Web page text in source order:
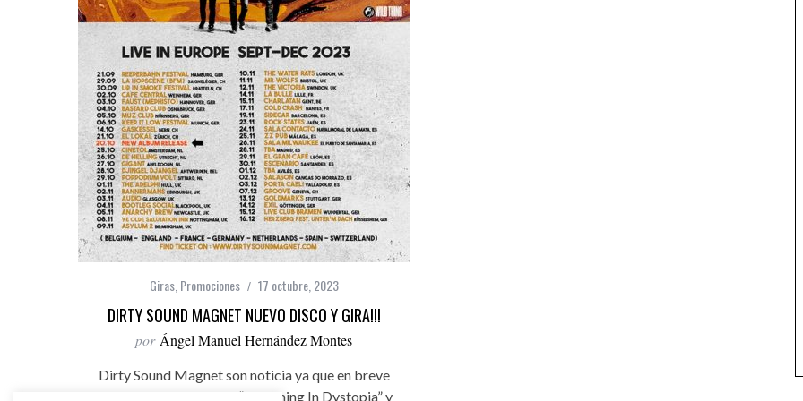
Giras, Promociones 17 octubre, 2023
DIRTY SOUND MAGNET NUEVO DISCO Y GIRA!!!
por Ángel Manuel Hernández Montes
Dirty Sound Magnet son noticia ya que en breve
estrenan nuevo trabajo “Dreaming In Dystopia” y